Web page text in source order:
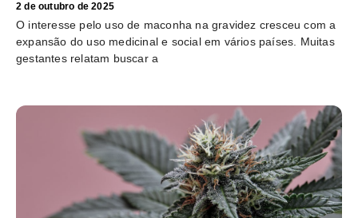
2 de outubro de 2025
O interesse pelo uso de maconha na gravidez cresceu com a
expansão do uso medicinal e social em vários países. Muitas
gestantes relatam buscar a